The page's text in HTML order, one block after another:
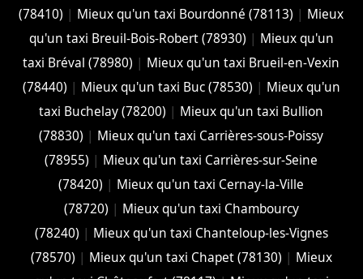
(78410) | Mieux qu'un taxi Bourdonné (78113) | Mieux
qu'un taxi Breuil-Bois-Robert (78930) | Mieux qu'un
taxi Bréval (78980) | Mieux qu'un taxi Brueil-en-Vexin
(78440) | Mieux qu'un taxi Buc (78530) | Mieux qu'un
taxi Buchelay (78200) | Mieux qu'un taxi Bullion
(78830) | Mieux qu'un taxi Carrières-sous-Poissy
(78955) | Mieux qu'un taxi Carrières-sur-Seine
(78420) | Mieux qu'un taxi Cernay-la-Ville
(78720) | Mieux qu'un taxi Chambourcy
(78240) | Mieux qu'un taxi Chanteloup-les-Vignes
(78570) | Mieux qu'un taxi Chapet (78130) | Mieux